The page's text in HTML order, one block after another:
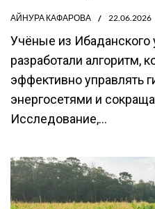
АЙНУРА КАФАРОВА 22.06.2026
Учёные из Ибаданского
разработали алгоритм,
эффективно управлять
энергосетями и
Исследование,...